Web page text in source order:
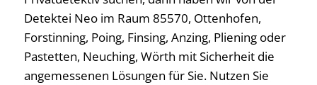
Detektei Neo im Raum 85570, Ottenhofen,
Forstinning, Poing, Finsing, Anzing, Pliening oder
Pastetten, Neuching, Wörth mit Sicherheit die
angemessenen Lösungen für Sie. Nutzen Sie